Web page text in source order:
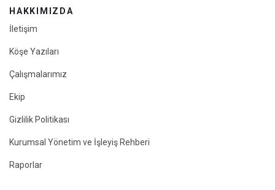
HAKKIMIZDA
İletişim
Köşe Yazıları
Çalışmalarımız
Ekip
Gizlilik Politikası
Kurumsal Yönetim ve İşleyiş Rehberi
Raporlar